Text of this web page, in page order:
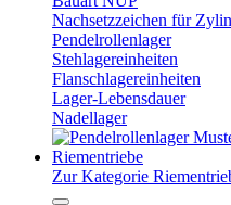
Nachsetzzeichen für
Pendelrollenlager
Stehlagereinheiten
Flanschlagereinheiten
Lager-Lebensdauer
Nadellager
Riementriebe
Zur Kategorie